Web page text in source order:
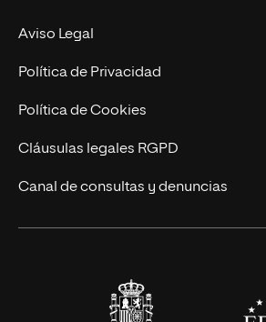
Experto Universitario
Postgrados
Cursos Universitarios
Nuestro Equipo
Trabaja en UNIR
Actualidad
UNIR Revista
Eventos
Aviso Legal
Política de Privacidad
Política de Cookies
Cláusulas legales RGPD
Canal de consultas y denuncias